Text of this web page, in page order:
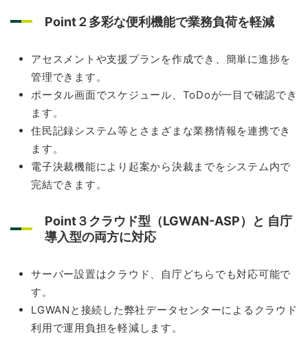
Point２多彩な便利機能で業務負荷を軽減
アセスメントや支援プランを作成でき、簡単に進捗を
管理できます。
ポータル画面でスケジュール、ToDoが一目で確認でき
ます。
住民記録システム等とさまざまな業務情報を連携でき
ます。
電子決裁機能により起案から決裁までをシステム内で
完結できます。
Point３クラウド型（LGWAN-ASP）と 自庁
導入型の両方に対応
サーバー設置はクラウド、自庁どちらでも対応可能で
す。
LGWANと接続した弊社データセンターによるクラウド
利用で運用負担を軽減します。